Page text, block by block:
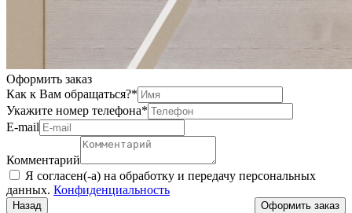
Оформить заказ
Как к Вам обращаться?*
Укажите номер телефона*
Е-mail
Комментарий
Я согласен(-а) на обработку и передачу персональных
данных. Конфиденциальность
Назад